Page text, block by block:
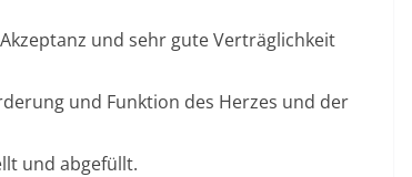
und sehr gute Verträglichkeit
und Funktion des Herzes und der
und abgefüllt.